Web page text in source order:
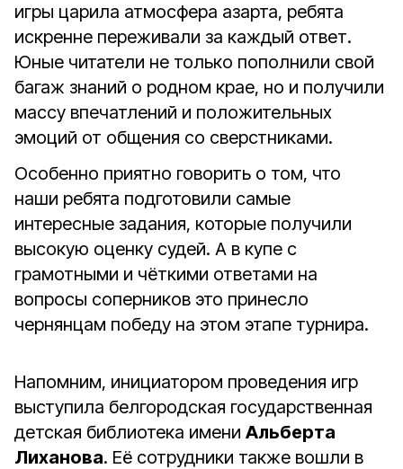
игры царила атмосфера азарта, ребята
искренне переживали за каждый ответ.
Юные читатели не только пополнили свой
багаж знаний о родном крае, но и получили
массу впечатлений и положительных
эмоций от общения со сверстниками.
Особенно приятно говорить о том, что
наши ребята подготовили самые
интересные задания, которые получили
высокую оценку судей. А в купе с
грамотными и чёткими ответами на
вопросы соперников это принесло
чернянцам победу на этом этапе турнира.
Напомним, инициатором проведения игр
выступила белгородская государственная
детская библиотека имени Альберта
Лиханова. Её сотрудники также вошли в